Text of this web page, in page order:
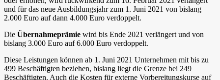
und für das neue Ausbildungsjahr zum 1. Juni 2021 von bislang
2.000 Euro auf dann 4.000 Euro verdoppelt.
Die Übernahmeprämie wird bis Ende 2021 verlängert und von
bislang 3.000 Euro auf 6.000 Euro verdoppelt.
Diese Leistungen können ab 1. Juni 2021 Unternehmen mit bis zu
499 Beschäftigten beziehen, bislang liegt die Grenze bei 249
Beschäftigten. Auch die Kosten für externe Vorbereitungskurse auf